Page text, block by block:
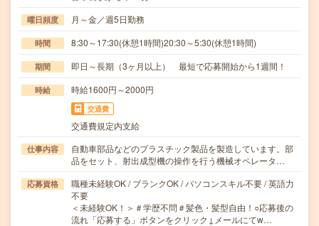
曜日頻度 月～金／週5日勤務
時間 8:30～17:30(休憩1時間)20:30～5:30(休憩1時間)
期間 即日～長期（3ヶ月以上） 最短で応募開始から1週間！
時給 時給1600円～2000円
交通費
交通費規定内支給
仕事内容
自動車部品などのプラスチック製品を製造しています。部
品をセット、射出成型機の操作を行う機械オペレータ…
応募資格
職種未経験OK / ブランクOK / パソコンスキル不要 / 英語力
不要
＜未経験OK！＞＃学歴不問＃髪色・髪型自由！○応募後の
流れ「応募する」ボタンをクリック↓メールにてw…